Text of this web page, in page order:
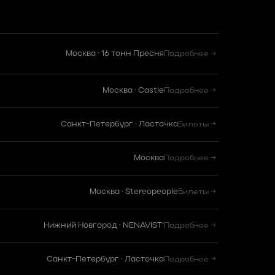
Москва · 16 тонн Пресня Подробнее →
Москва · Castle Подробнее →
Санкт-Петербург · ЛасточкаБилеты →
МоскваПодробнее →
Москва · Stereopeople Билеты →
Нижний Новгород · NENAVIST' Подробнее →
Санкт-Петербург · ЛасточкаПодробнее →